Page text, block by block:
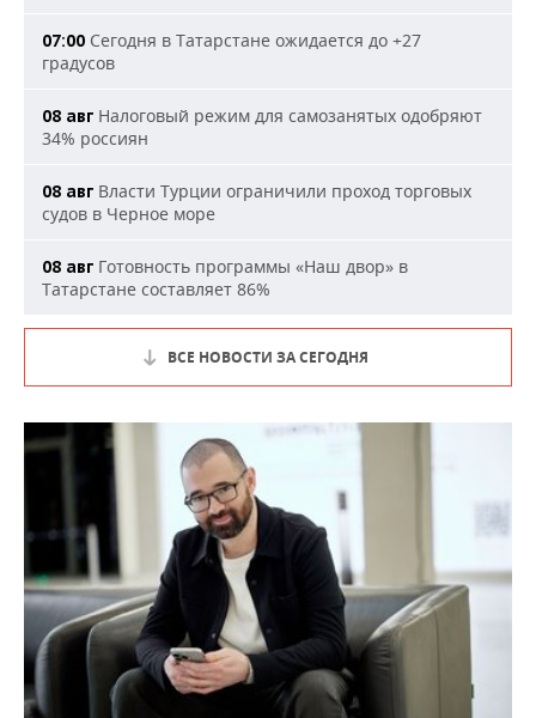
07:00 Сегодня в Татарстане ожидается до +27
градусов
08 авг Налоговый режим для самозанятых одобряют
34% россиян
08 авг Власти Турции ограничили проход торговых
судов в Черное море
08 авг Готовность программы «Наш двор» в
Татарстане составляет 86%
ВСЕ НОВОСТИ ЗА СЕГОДНЯ